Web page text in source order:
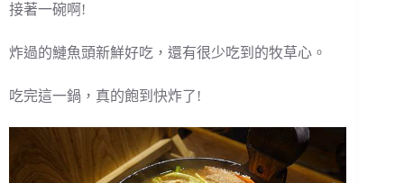
接著一碗啊!
炸過的鰱魚頭新鮮好吃，還有很少吃到的牧草心。
吃完這一鍋，真的飽到快炸了!